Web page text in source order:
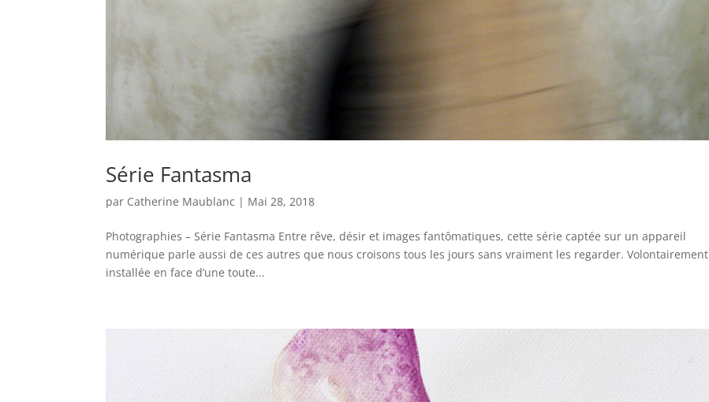
Série Fantasma
par Catherine Maublanc | Mai 28, 2018
Photographies – Série Fantasma Entre rêve, désir et images fantômatiques, cette série captée sur un appareil
numérique parle aussi de ces autres que nous croisons tous les jours sans vraiment les regarder. Volontairement
installée en face d’une toute...